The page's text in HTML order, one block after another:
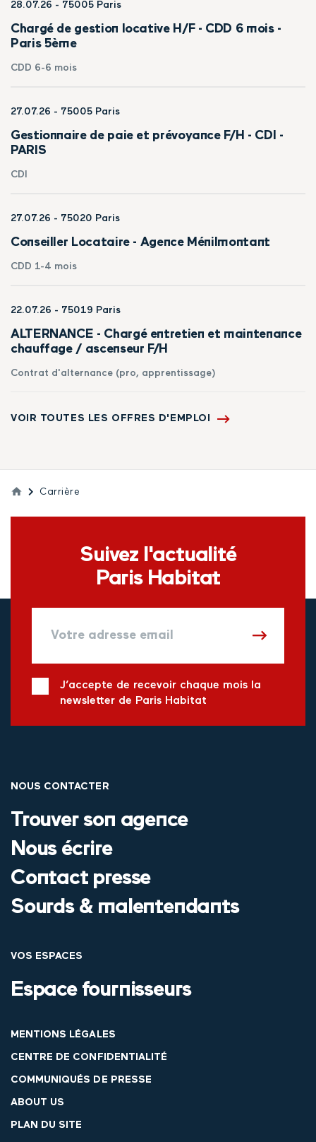
28.07.26 - 75005 Paris
Chargé de gestion locative H/F - CDD 6 mois -
Paris 5ème
CDD 6-6 mois
27.07.26 - 75005 Paris
Gestionnaire de paie et prévoyance F/H - CDI -
PARIS
CDI
27.07.26 - 75020 Paris
Conseiller Locataire - Agence Ménilmontant
CDD 1-4 mois
22.07.26 - 75019 Paris
ALTERNANCE - Chargé entretien et maintenance
chauffage / ascenseur F/H
Contrat d'alternance (pro, apprentissage)
VOIR TOUTES LES OFFRES D'EMPLOI
Carrière
Suivez l'actualité
Paris Habitat
J’accepte de recevoir chaque mois la
newsletter de Paris Habitat
NOUS CONTACTER
Trouver son agence
Nous écrire
Contact presse
Sourds & malentendants
VOS ESPACES
Espace fournisseurs
MENTIONS LÉGALES
CENTRE DE CONFIDENTIALITÉ
COMMUNIQUÉS DE PRESSE
ABOUT US
PLAN DU SITE